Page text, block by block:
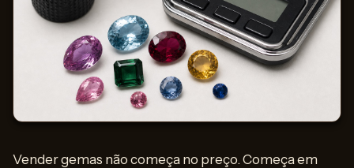
Vender gemas não começa no preço. Começa em